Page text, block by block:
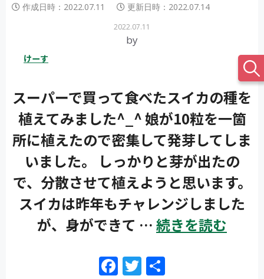
作成日時： 2022.07.11 更新日時： 2022.07.14
2022.07.11
by
けーす
スーパーで買って食べたスイカの種を
植えてみました^_^ 娘が10粒を一箇
所に植えたので密集して発芽してしま
いました。 しっかりと芽が出たの
で、分散させて植えようと思います。
スイカは昨年もチャレンジしました
が、身ができて … 続きを読む
F T